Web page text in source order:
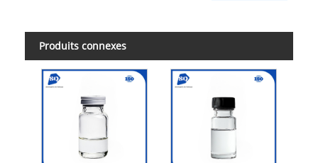
Produits connexes